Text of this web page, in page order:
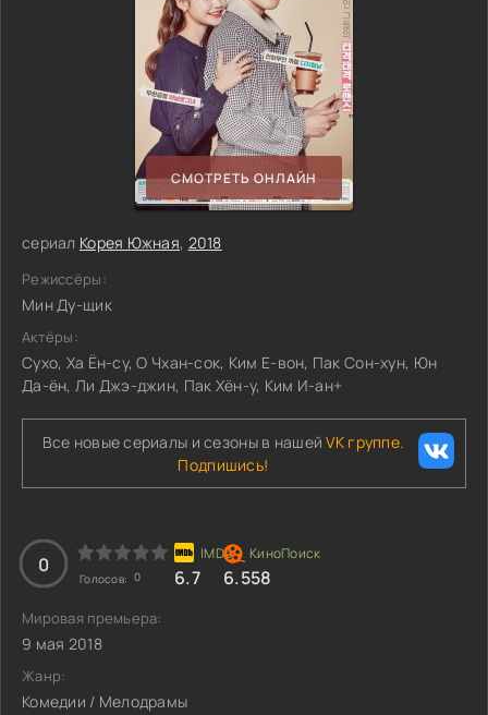
СМОТРЕТЬ ОНЛАЙН
сериал Корея Южная, 2018
Режиссёры:
Мин Ду-щик
Актёры:
Сухо, Ха Ён-су, О Чхан-сок, Ким Е-вон, Пак Сон-хун, Юн
Да-ён, Ли Джэ-джин, Пак Хён-у, Ким И-ан+
Все новые сериалы и сезоны в нашейVK группе.
Подпишись!
0
Голосов: 0 6.7 6.558
Мировая премьера:
9 мая 2018
Жанр:
Комедии / Мелодрамы